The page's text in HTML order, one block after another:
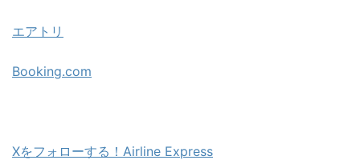
エアトリ
Booking.com
Xをフォローする！Airline Express